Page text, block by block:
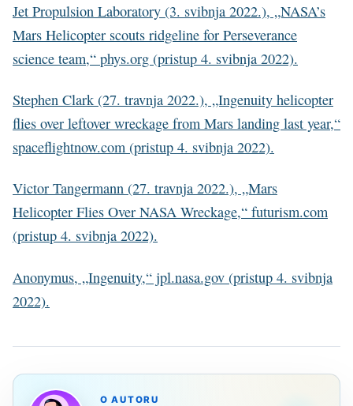
Jet Propulsion Laboratory (3. svibnja 2022.), „NASA’s
Mars Helicopter scouts ridgeline for Perseverance
science team,“ phys.org (pristup 4. svibnja 2022).
Stephen Clark (27. travnja 2022.), „Ingenuity helicopter
flies over leftover wreckage from Mars landing last year,“
spaceflightnow.com (pristup 4. svibnja 2022).
Victor Tangermann (27. travnja 2022.), „Mars
Helicopter Flies Over NASA Wreckage,“ futurism.com
(pristup 4. svibnja 2022).
Anonymus, „Ingenuity,“ jpl.nasa.gov (pristup 4. svibnja
2022).
O AUTORU